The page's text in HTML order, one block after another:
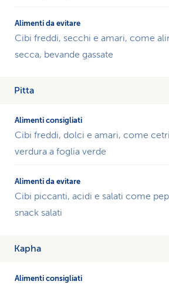
Cibi freddi, secchi e amari, come
secca, bevande gassate
Pitta
Cibi freddi, dolci e amari, come
verdura a foglia verde
Cibi piccanti, acidi e salati come
snack salati
Kapha